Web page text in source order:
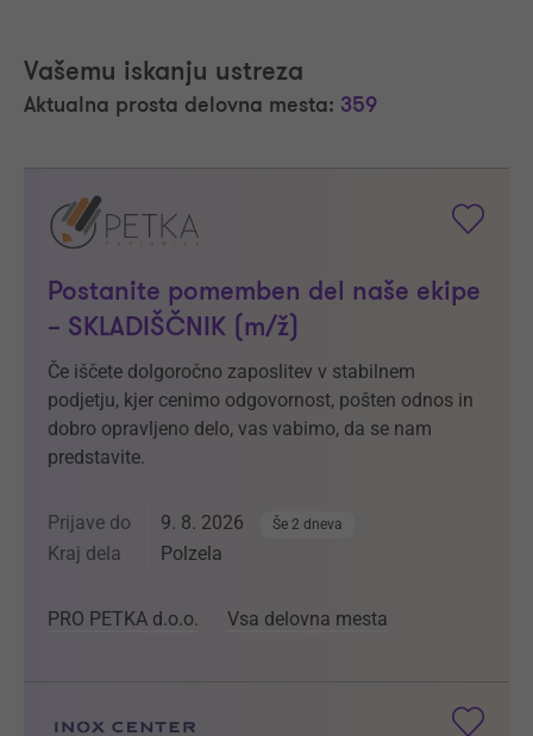
Vašemu iskanju ustreza
Aktualna prosta delovna mesta: 359
Postanite pomemben del naše ekipe
– SKLADIŠČNIK (m/ž)
Če iščete dolgoročno zaposlitev v stabilnem
podjetju, kjer cenimo odgovornost, pošten odnos in
dobro opravljeno delo, vas vabimo, da se nam
predstavite.
Prijave do 9. 8. 2026 Še 2 dneva
Kraj dela Polzela
PRO PETKA d.o.o. Vsa delovna mesta